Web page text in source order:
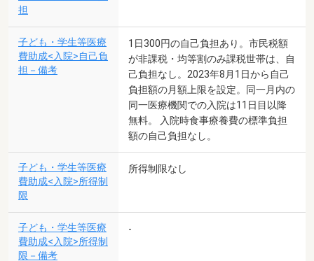
担
子ども・学生等医療
費助成<入院>自己負
担－備考
1日300円の自己負担あり。市民税額
が非課税・均等割のみ課税世帯は、自
己負担なし。2023年8月1日から自己
負担額の月額上限を設定。同一月内の
同一医療機関での入院は11日目以降
無料。 入院時食事療養費の標準負担
額の自己負担なし。
子ども・学生等医療
費助成<入院>所得制
限
所得制限なし
子ども・学生等医療
費助成<入院>所得制
限－備考
-